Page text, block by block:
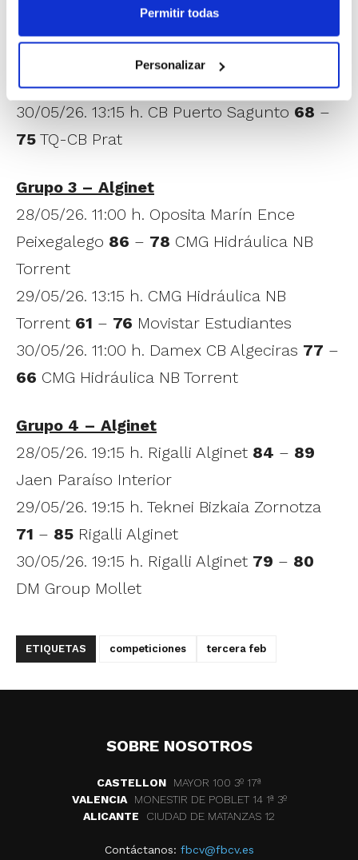
Permitir todas
Personalizar
65
29/05/26. 11:00 h. Ulacia Zke
Puerto Sagunto
30/05/26. 13:15 h. CB Puerto Sagunto 68 –
75 TQ-CB Prat
Grupo 3 – Alginet
28/05/26. 11:00 h. Oposita Marín Ence
Peixegalego 86 – 78 CMG Hidráulica NB
Torrent
29/05/26. 13:15 h. CMG Hidráulica NB
Torrent 61 – 76 Movistar Estudiantes
30/05/26. 11:00 h. Damex CB Algeciras 77 –
66 CMG Hidráulica NB Torrent
Grupo 4 – Alginet
28/05/26. 19:15 h. Rigalli Alginet 84 – 89
Jaen Paraíso Interior
29/05/26. 19:15 h. Teknei Bizkaia Zornotza
71 – 85 Rigalli Alginet
30/05/26. 19:15 h. Rigalli Alginet 79 – 80
DM Group Mollet
ETIQUETAS competiciones tercera feb
SOBRE NOSOTROS
CASTELLON
MAYOR 100 3º 17ª
VALENCIA
MONESTIR DE POBLET 14 1ª 3º
ALICANTE
CIUDAD DE MATANZAS 12
Contáctanos: fbcv@fbcv.es